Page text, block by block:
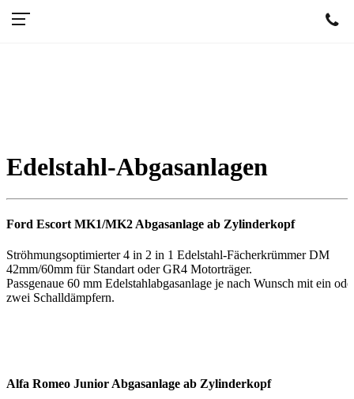
Edelstahl-Abgasanlagen
Ford Escort MK1/MK2 Abgasanlage ab Zylinderkopf
Ströhmungsoptimierter 4 in 2 in 1 Edelstahl-Fächerkrümmer DM
42mm/60mm für Standart oder GR4 Motorträger.
Passgenaue 60 mm Edelstahlabgasanlage je nach Wunsch mit ein
zwei Schalldämpfern.
Alfa Romeo Junior Abgasanlage ab Zylinderkopf